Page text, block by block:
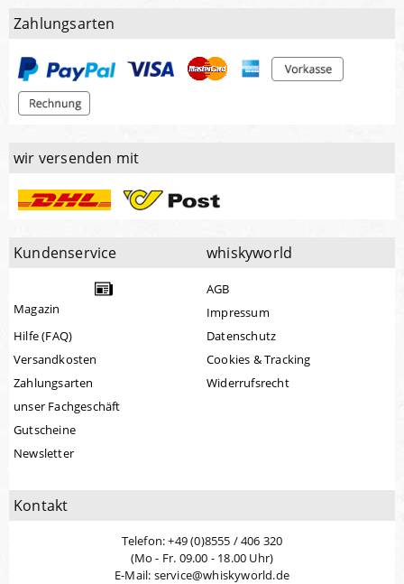
Zahlungsarten
wir versenden mit
Kundenservice
Magazin
Hilfe (FAQ)
Versandkosten
Zahlungsarten
unser Fachgeschäft
Gutscheine
Newsletter
whiskyworld
AGB
Impressum
Datenschutz
Cookies & Tracking
Widerrufsrecht
Kontakt
Telefon: +49 (0)8555 / 406 320
(Mo - Fr. 09.00 - 18.00 Uhr)
E-Mail: service@whiskyworld.de